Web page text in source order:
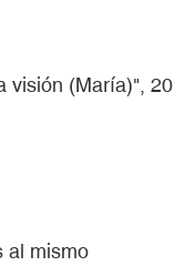
visión (María)",
al mismo